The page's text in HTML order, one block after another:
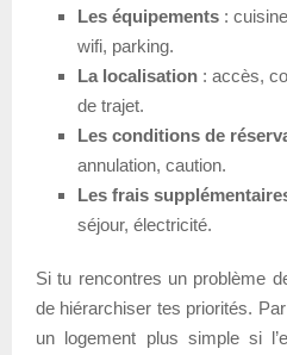
Les équipements :
wifi, parking.
La localisation : accès,
de trajet.
Les conditions de
annulation, caution.
Les frais
séjour, électricité.
Si tu rencontres un problème
de hiérarchiser tes priorités.
un logement plus simple si